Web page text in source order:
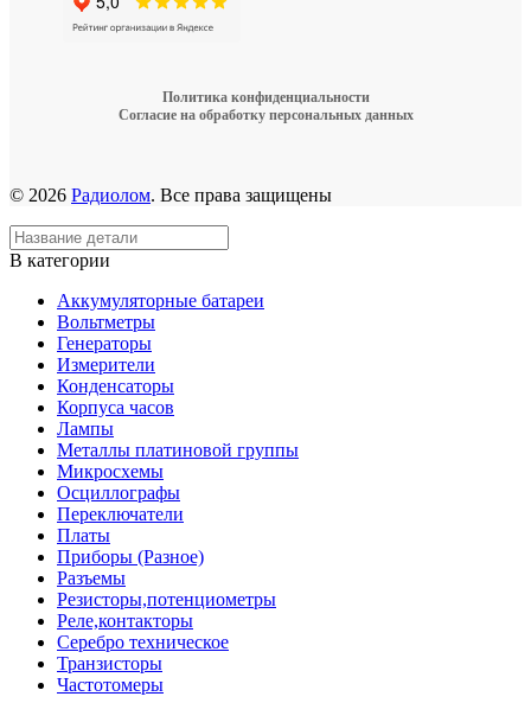
Политика конфиденциальности
Согласие на обработку персональных данных
© 2026 Радиолом. Все права защищены
В категории
Аккумуляторные батареи
Вольтметры
Генераторы
Измерители
Конденсаторы
Корпуса часов
Лампы
Металлы платиновой группы
Микросхемы
Осциллографы
Переключатели
Платы
Приборы (Разное)
Разъемы
Резисторы,потенциометры
Реле,контакторы
Серебро техническое
Транзисторы
Частотомеры